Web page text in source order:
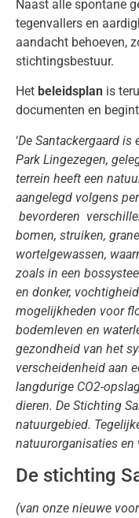
Naast alle spontane
tegenvallers en
aandacht behoeven,
stichtingsbestuur.
Het beleidsplan is
documenten en
‘De Santackergaard
Park Lingezegen,
terrein heeft een
aangelegd volgens
bevorderen
bomen, struiken,
wortelgewassen,
zoals in een
en donker,
mogelijkheden voor
bodemleven en
gezondheid van het
verscheidenheid aan
langdurige CO2-
dieren. De Stichting
natuurgebied.
natuurorganisaties en
De stichting
(van onze nieuwe